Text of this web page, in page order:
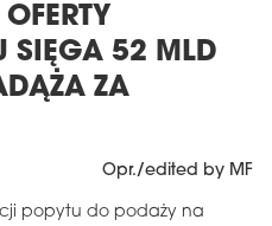
SIĘGA 52 MLD
ZA
Opr./edited by MF
popytu do podaży na